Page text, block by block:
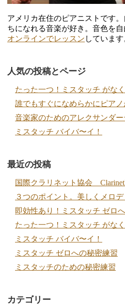
アメリカ在住のピアニストです
ちになれる音楽が好き。音色を自
オンラインでレッスン していま
人気の投稿とページ
たった一つ！ミスタッチ がな
誰でもすぐになめらかにピア
音楽家のためのアレクサンダ
ミスタッチ バイバ〜イ！
最近の投稿
国際クラリネット協会
３つのポイント。美しくメロ
即効性あり！ミスタッチ ゼロ
たった一つ！ミスタッチ がな
ミスタッチ バイバ〜イ！
ミスタッチ ゼロへの秘密練習
ミスタッチのための秘密練習
カテゴリー